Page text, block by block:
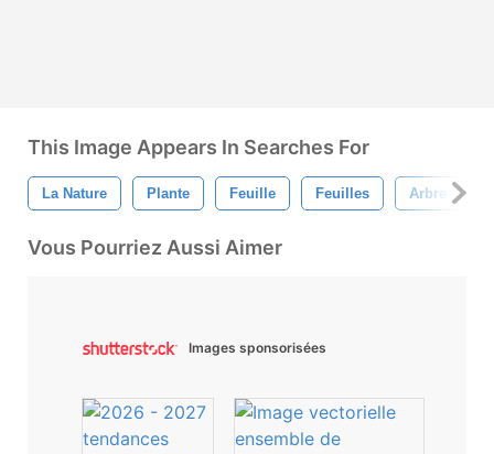
This Image Appears In Searches For
La Nature Plante Feuille Feuilles Arbre
Vous Pourriez Aussi Aimer
Images sponsorisées